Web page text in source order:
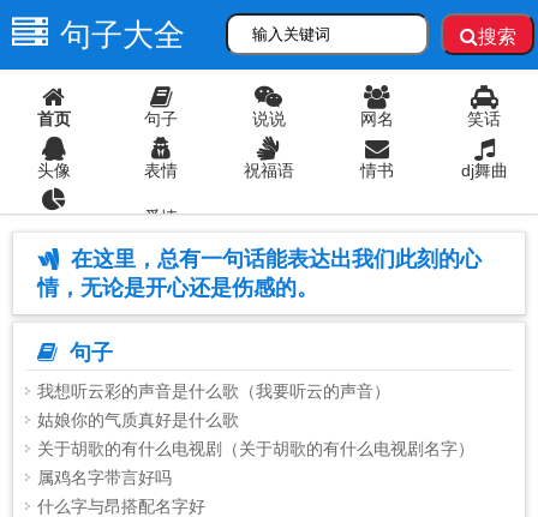
句子大全 搜索
首页 句子 说说 网名 笑话
头像 表情 祝福语 情书 dj舞曲
爱情
在这里，总有一句话能表达出我们此刻的心
情，无论是开心还是伤感的。
句子
我想听云彩的声音是什么歌（我要听云的声音）
姑娘你的气质真好是什么歌
关于胡歌的有什么电视剧（关于胡歌的有什么电视剧名字）
属鸡名字带言好吗
什么字与昂搭配名字好